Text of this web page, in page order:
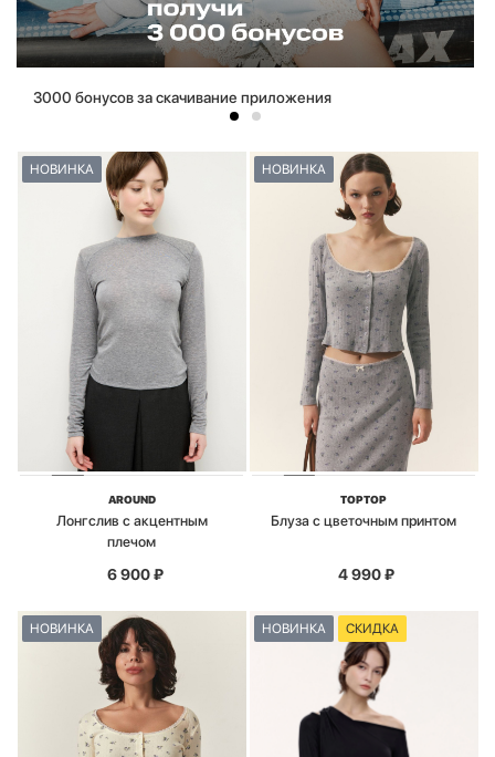
3000 бонусов за скачивание приложения
НОВИНКА
AROUND
Лонгслив с акцентным
плечом
6 900₽
НОВИНКА
TOPTOP
Блуза с цветочным принтом
4 990₽
НОВИНКА НОВИНКА СКИДКА